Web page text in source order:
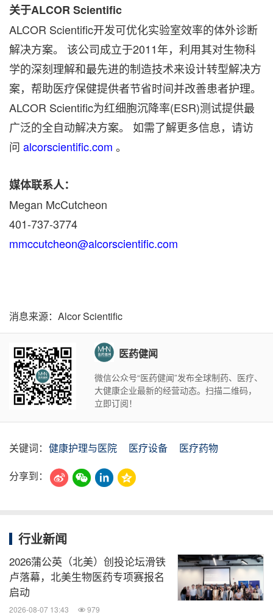
关于ALCOR Scientific
ALCOR Scientific开发可优化实验室效率的体外诊断
解决方案。 该公司成立于2011年，利用其对生物科
学的深刻理解和最先进的制造技术来设计转型解决方
案，帮助医疗保健提供者节省时间并改善患者护理。
ALCOR Scientific为红细胞沉降率(ESR)测试提供最
广泛的全自动解决方案。 如需了解更多信息，请访
问 alcorscientific.com 。
媒体联系人：
Megan McCutcheon
401-737-3774
mmccutcheon@alcorscientific.com
消息来源：Alcor Scientific
医药健闻
微信公众号“医药健闻”发布全球制药、医疗、
大健康企业最新的经营动态。扫描二维码，
立即订阅！
关键词： 健康护理与医院 医疗设备
医疗药物
分享到：
行业新闻
2026蒲公英（北美）创投论坛滑铁
卢落幕，北美生物医药专项赛报名
启动
2026-08-07 13:43 979